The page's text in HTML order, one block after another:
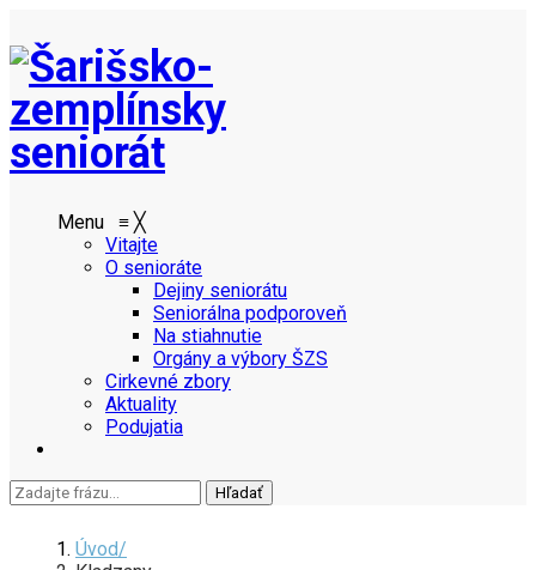
Menu ≡ ╳
Vitajte
O senioráte
Dejiny seniorátu
Seniorálna podporoveň
Na stiahnutie
Orgány a výbory ŠZS
Cirkevné zbory
Aktuality
Podujatia
Úvod